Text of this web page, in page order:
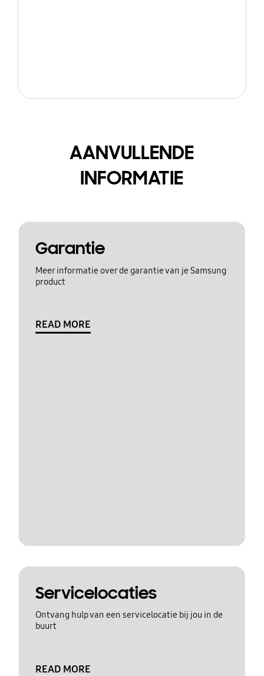
AANVULLENDE
INFORMATIE
Garantie
Meer informatie over de garantie van je Samsung
product
READ MORE
Servicelocaties
Ontvang hulp van een servicelocatie bij jou in de
buurt
READ MORE